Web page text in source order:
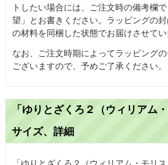
トしたい場合には、ご注文時の備考欄
望」とお書きください。ラッピングの
の材料を同梱した状態でお届けさせてい
なお、ご注文時期によってラッピング
ございますので、予めご了承ください。
「ゆりとざくろ２（ウィリアム
サイズ、詳細
「ゆりとざくろ２（ウィリアム・モリ